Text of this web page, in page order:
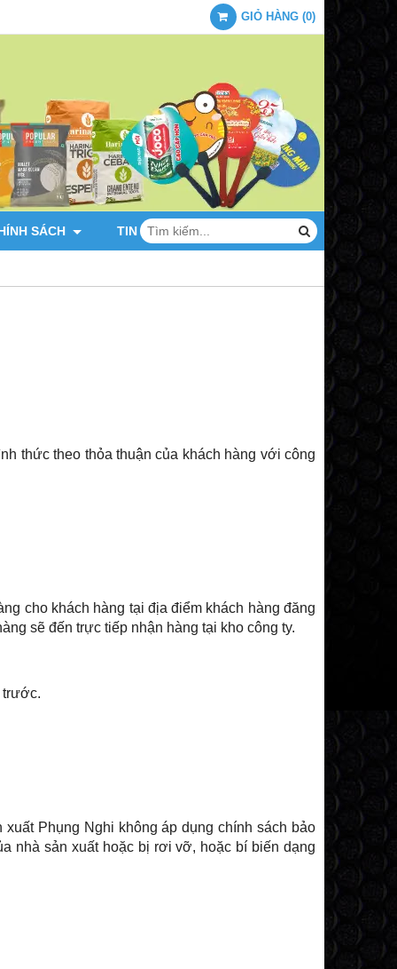
GIỎ HÀNG (0)
SÁCH TIN TỨC
thức theo thỏa thuận của khách hàng với công
cho khách hàng tại địa điểm khách hàng đăng
sẽ đến trực tiếp nhận hàng tại kho công ty.
trước.
Phụng Nghi không áp dụng chính sách bảo
nhà sản xuất hoặc bị rơi vỡ, hoặc bí biến dạng